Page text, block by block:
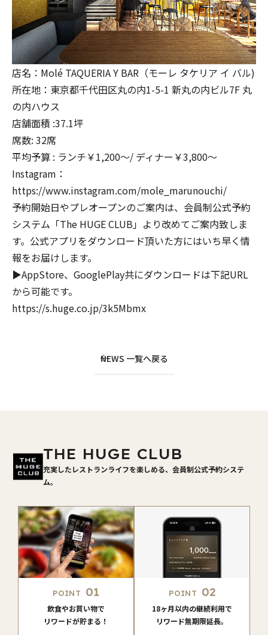
店名：Molé TAQUERIA Y BAR（モーレ タケリア イ バル)
所在地：東京都千代田区丸の内1-5-1 新丸の内ビル7F 丸
の内ハウス
店舗面積 :37.1坪
席数: 32席
平均予算 : ランチ￥1,200～/ ディナー￥3,800～
Instagram：
https://www.instagram.com/mole_marunouchi/
予約開始日やプレオープンのご案内は、会員制公式予約
システム「The HUGE CLUB」より改めてご案内致しま
す。公式アプリをダウンロード頂いた方にはいち早く情
報をお届けします。
▶AppStore、GooglePlay共にダウンロードは下記URL
から可能です。
https://s.huge.co.jp/3k5Mbmx
NEWS 一覧へ戻る
THE HUGE CLUB
充実したレストランライフを楽しめる、会員制公式予約システ
ム。
POINT 01
飲食やお買い物で
リワードが貯まる！
POINT 02
18ヶ月以内の継続利用で
リワード無期限延長。